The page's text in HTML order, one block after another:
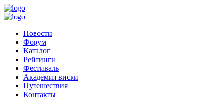
Новости
Форум
Каталог
Рейтинги
Фестиваль
Академия виски
Путешествия
Контакты